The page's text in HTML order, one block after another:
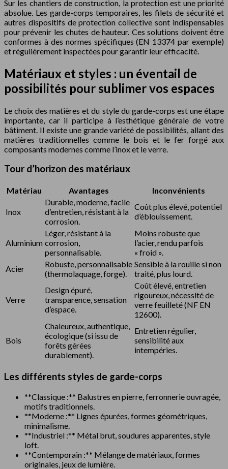
Sur les chantiers de construction, la protection est une priorité
absolue. Les garde-corps temporaires, les filets de sécurité et
autres dispositifs de protection collective sont indispensables
pour prévenir les chutes de hauteur. Ces solutions doivent être
conformes à des normes spécifiques (EN 13374 par exemple)
et régulièrement inspectées pour garantir leur efficacité.
Matériaux et styles : un éventail de
possibilités pour sublimer vos espaces
Le choix des matières et du style du garde-corps est une étape
importante, car il participe à l’esthétique générale de votre
bâtiment. Il existe une grande variété de possibilités, allant des
matières traditionnelles comme le bois et le fer forgé aux
composants modernes comme l’inox et le verre.
Tour d’horizon des matériaux
Matériau Avantages Inconvénients
Inox
Durable, moderne, facile
d’entretien, résistant à la
corrosion.
Coût plus élevé, potentiel
d’éblouissement.
Aluminium
Léger, résistant à la
corrosion,
personnalisable.
Moins robuste que
l’acier, rendu parfois
« froid ».
Acier
Robuste, personnalisable
(thermolaquage, forge).
Sensible à la rouille si non
traité, plus lourd.
Verre
Design épuré,
transparence, sensation
d’espace.
Coût élevé, entretien
rigoureux, nécessité de
verre feuilleté (NF EN
12600).
Bois
Chaleureux, authentique,
écologique (si issu de
forêts gérées
durablement).
Entretien régulier,
sensibilité aux
intempéries.
Les différents styles de garde-corps
**Classique :** Balustres en pierre, ferronnerie ouvragée,
motifs traditionnels.
**Moderne :** Lignes épurées, formes géométriques,
minimalisme.
**Industriel :** Métal brut, soudures apparentes, style
loft.
**Contemporain :** Mélange de matériaux, formes
originales, jeux de lumière.